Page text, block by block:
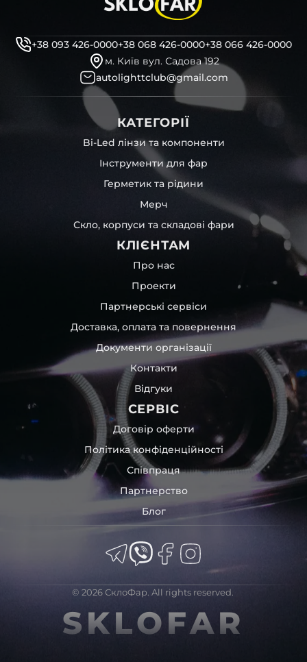
+38 093 426-0000+38 068 426-0000+38 066 426-0000
м. Київ вул. Садова 192
autolighttclub@gmail.com
КАТЕГОРІЇ
Bi-Led лінзи та компоненти
Інструменти для фар
Герметик та рідини
Мерч
Скло, корпуси та складові фари
КЛІЄНТАМ
Про нас
Проекти
Партнерські сервіси
Доставка, оплата та повернення
Документи організації
Контакти
Відгуки
СЕРВІС
Договір оферти
Політика конфіденційності
Співпраця
Партнерство
Блог
© 2026 СклоФар. All rights reserved.
SKLOFAR